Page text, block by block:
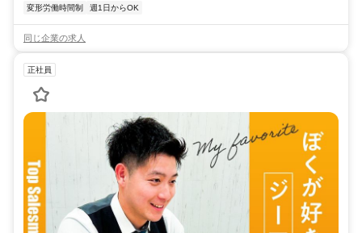
変形労働時間制 週1日からOK
同じ企業の求人
正社員